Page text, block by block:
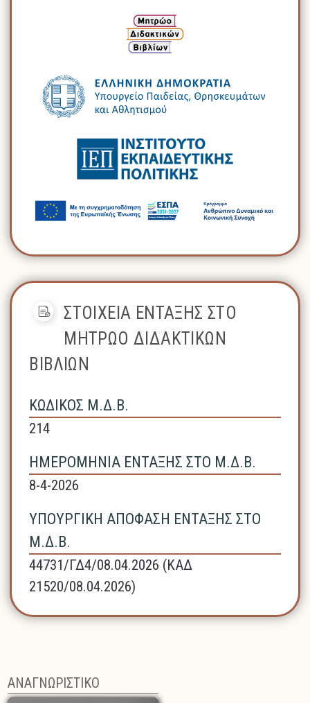
ΣΤΟΙΧΕΙΑ ΕΝΤΑΞΗΣ ΣΤΟ
ΜΗΤΡΩΟ ΔΙΔΑΚΤΙΚΩΝ
ΒΙΒΛΙΩΝ
ΚΩΔΙΚΟΣ Μ.Δ.Β.
214
ΗΜΕΡΟΜΗΝΙΑ ΕΝΤΑΞΗΣ ΣΤΟ Μ.Δ.Β.
8-4-2026
ΥΠΟΥΡΓΙΚΗ ΑΠΟΦΑΣΗ ΕΝΤΑΞΗΣ ΣΤΟ
Μ.Δ.Β.
44731/ΓΔ4/08.04.2026 (ΚΑΔ
21520/08.04.2026)
ΑΝΑΓΝΩΡΙΣΤΙΚΟ